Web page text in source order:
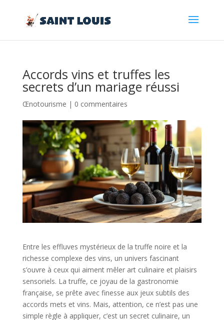
Accords vins et truffes les
secrets d’un mariage réussi
Œnotourisme | 0 commentaires
Entre les effluves mystérieux de la truffe noire et la
richesse complexe des vins, un univers fascinant
s’ouvre à ceux qui aiment mêler art culinaire et plaisirs
sensoriels. La truffe, ce joyau de la gastronomie
française, se prête avec finesse aux jeux subtils des
accords mets et vins. Mais, attention, ce n’est pas une
simple règle à appliquer, c’est un secret culinaire, un